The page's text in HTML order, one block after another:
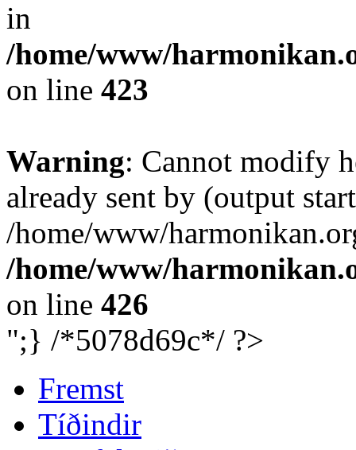
in
/home/www/
on line 423
Warning: Cannot modify
already sent by (output
/home/www/
/home/www/
on line 426
";} /*5078d69c*/ ?>
Fremst
Tíðindir